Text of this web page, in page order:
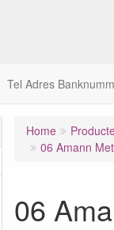
Tel Adres
Home
06 Amann
06